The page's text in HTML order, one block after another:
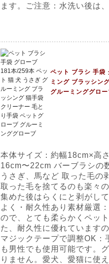
ます。ご注意：水洗い後は
ペット ブラシ 手袋
ミング ブラッシン
グルーミンググロ
本体サイズ：約幅18cm×高
16cm〜22cm バーブラシの
うさぎ、馬など 取った毛の
取った毛を捨てるのも楽々
集めた後はらくにと剥がし
よく・耐久性あり素材厳選
ので、とても柔らかくペッ
た、耐久性に優れています
マジックテープで調整OK
も男性でも使用可能です。
りません。愛犬、愛猫に使